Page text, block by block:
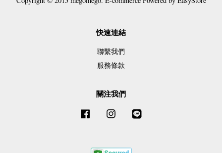
快速連結
聯繫我們
服務條款
關注我們
Facebook Instagram